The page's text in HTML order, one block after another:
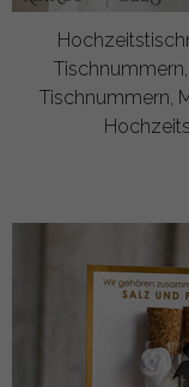
Tischnummern,